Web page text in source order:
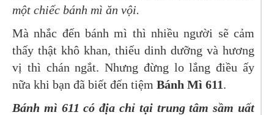
một chiếc bánh mì ăn vội.
Mà nhắc đến bánh mì thì nhiều người sẽ cảm
thấy thật khô khan, thiếu dinh dưỡng và hương
vị thì chán ngắt. Nhưng đừng lo lắng điều ấy
nữa khi bạn đã biết đến tiệm Bánh Mì 611.
Bánh mì 611 có địa chỉ tại trung tâm sầm uất